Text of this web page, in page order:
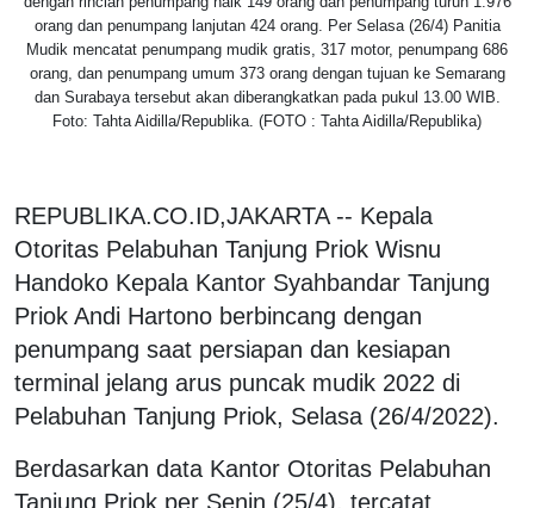
orang dan penumpang lanjutan 424 orang. Per Selasa (26/4) Panitia
Mudik mencatat penumpang mudik gratis, 317 motor, penumpang 686
orang, dan penumpang umum 373 orang dengan tujuan ke Semarang
dan Surabaya tersebut akan diberangkatkan pada pukul 13.00 WIB.
Foto: Tahta Aidilla/Republika. (FOTO : Tahta Aidilla/Republika)
REPUBLIKA.CO.ID,JAKARTA -- Kepala
Otoritas Pelabuhan Tanjung Priok Wisnu
Handoko Kepala Kantor Syahbandar Tanjung
Priok Andi Hartono berbincang dengan
penumpang saat persiapan dan kesiapan
terminal jelang arus puncak mudik 2022 di
Pelabuhan Tanjung Priok, Selasa (26/4/2022).
Berdasarkan data Kantor Otoritas Pelabuhan
Tanjung Priok per Senin (25/4), tercatat